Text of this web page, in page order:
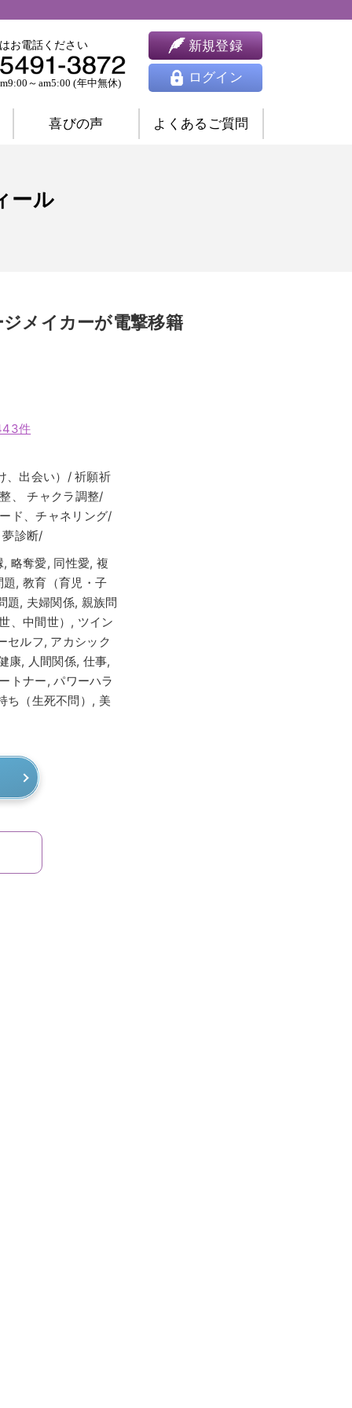
お電話ください
～am5:00 (年中無休)
新規登録
ログイン
間関係相談
東洋占星術
四柱推命
九星気学
喜びの声 よくあるご質問
ール
メイカーが電撃移籍
件
、出会い）/ 祈願祈
、 チャクラ調整/
ド、チャネリング/
診断/
略奪愛, 同性愛, 複
, 教育（育児・子
題, 夫婦関係, 親族問
、中間世）, ツイン
セルフ, アカシック
康, 人間関係, 仕事,
トナー, パワーハラ
ち（生死不問）, 美